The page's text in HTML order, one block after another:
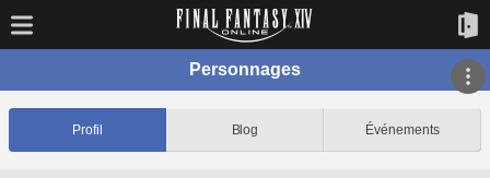
Personnages
Profil Blog Événements